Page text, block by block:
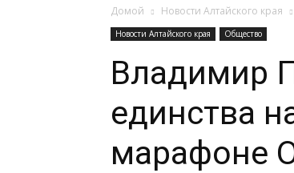
Домой Новости Алтайского края
Новости Алтайского края Общество
Владимир
единства
марафоне